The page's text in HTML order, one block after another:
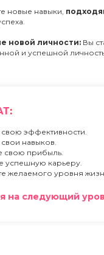
новые навыки,
новой личности: Вы
и успешной
:
эффективности.
навыков.
свою прибыль.
успешную карьеру.
желаемого уровня
на следующий